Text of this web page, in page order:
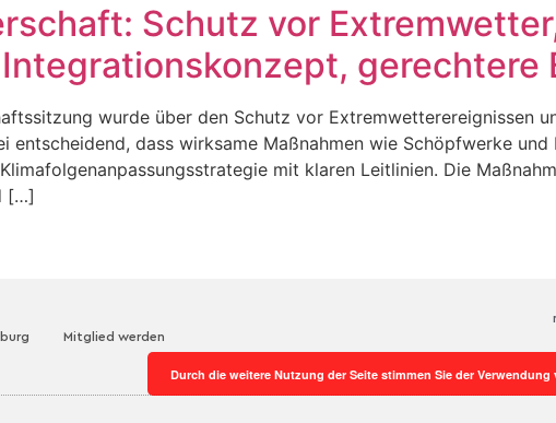
Schutz vor
wurde über den Schutz vor Extremwetterereignissen
dass wirksame Maßnahmen wie Schöpfwerke
mit klaren Leitlinien. Die
[…]
Mitglied werden
Durch die weitere Nutzung der Seite stimmen Sie der Verwendung